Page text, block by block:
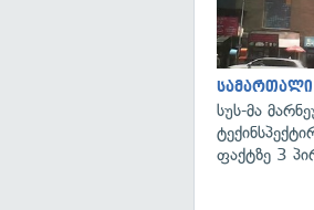
სამართალი
სუს-მა
ფაქტზე 3